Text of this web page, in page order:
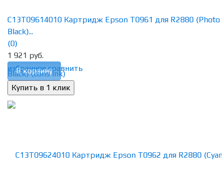
избранное сравнить
C13T09614010 Картридж Epson T0961 для R2880 (Photo
Black)...
(0)
1 921 руб.
В корзину